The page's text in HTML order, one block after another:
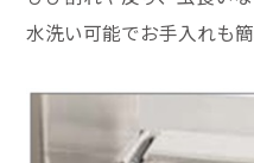
水洗い可能でお手入れも簡